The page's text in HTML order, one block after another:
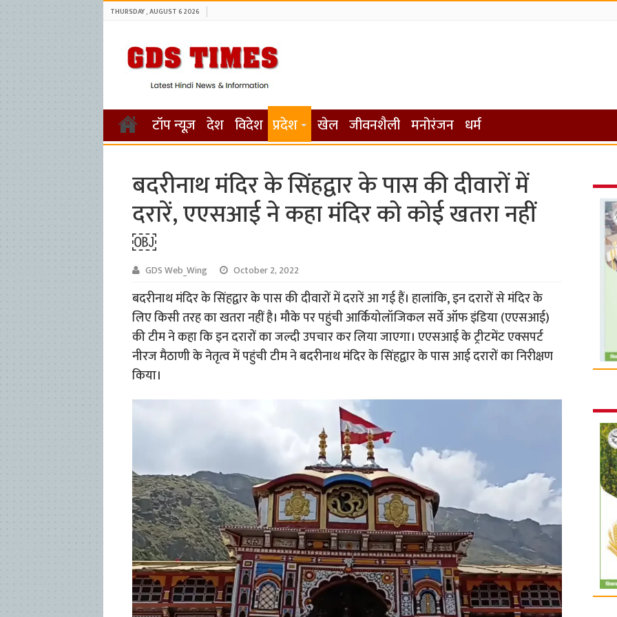
THURSDAY , AUGUST 6 2026
टॉप न्यूज़ देश विदेश प्रदेश खेल जीवनशैली मनोरंजन धर्म
बदरीनाथ मंदिर के सिंहद्वार के पास की दीवारों में
दरारें, एएसआई ने कहा मंदिर को कोई खतरा नहीं
￼
GDS Web_Wing October 2, 2022
बदरीनाथ मंदिर के सिंहद्वार के पास की दीवारों में दरारें आ गई हैं। हालांकि, इन दरारों से मंदिर के
लिए किसी तरह का खतरा नहीं है। मौके पर पहुंची आर्कियोलॉजिकल सर्वे ऑफ इंडिया (एएसआई)
की टीम ने कहा कि इन दरारों का जल्दी उपचार कर लिया जाएगा। एएसआई के ट्रीटमेंट एक्सपर्ट
नीरज मैठाणी के नेतृत्व में पहुंची टीम ने बदरीनाथ मंदिर के सिंहद्वार के पास आई दरारों का निरीक्षण
किया।